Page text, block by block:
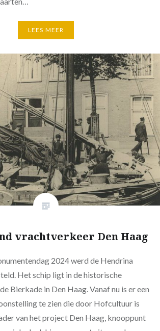
LEES MEER
vrachtverkeer Den Haag
2024 werd de Hendrina
Het schip ligt in de historische
Bierkade in Den Haag. Vanaf nu is er een
te zien die door Hofcultuur is
van het project Den Haag, knooppunt